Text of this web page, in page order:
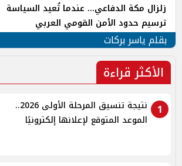
زلزال مكة الدفاعي... عندما تُعيد السياسة
ترسيم حدود الأمن القومي العربي
بقلم ياسر بركات
الأكثر قراءة
1
نتيجة تنسيق المرحلة الأولى 2026..
الموعد المتوقع لإعلانها إلكترونيًا